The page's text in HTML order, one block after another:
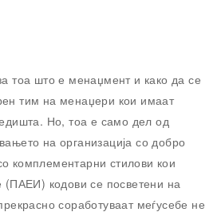
тоа што е менаџмент и како да се
тим на менаџери кои имаат
Но, тоа е само дел од
на организација со добро
комплементарни стилови кои
(ПАЕИ) кодови се посветени на
соработуваат меѓусебе не